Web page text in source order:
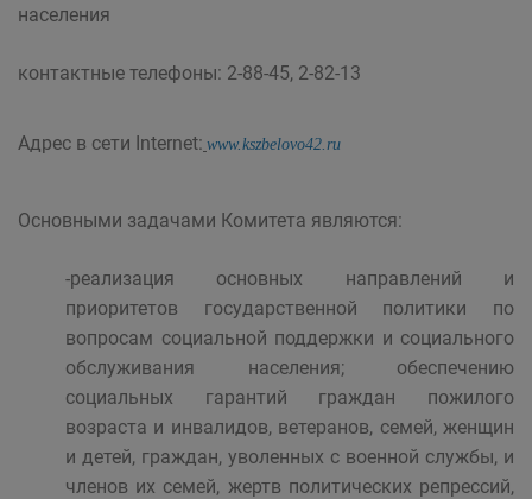
населения
контактные телефоны: 2-88-45, 2-82-13
Адрес в сети Internet: www.kszbelovo42.ru
Основными задачами Комитета являются:
-реализация основных направлений и
приоритетов государственной политики по
вопросам социальной поддержки и социального
обслуживания населения; обеспечению
социальных гарантий граждан пожилого
возраста и инвалидов, ветеранов, семей, женщин
и детей, граждан, уволенных с военной службы, и
членов их семей, жертв политических репрессий,